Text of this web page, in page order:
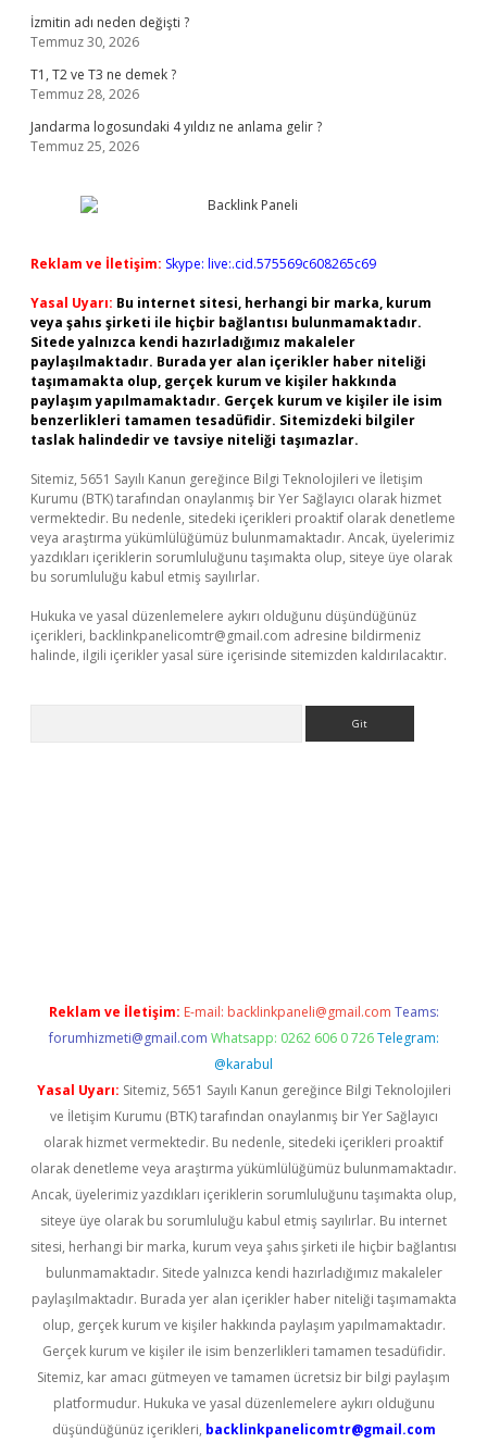
İzmitin adı neden değişti ?
Temmuz 30, 2026
T1, T2 ve T3 ne demek ?
Temmuz 28, 2026
Jandarma logosundaki 4 yıldız ne anlama gelir ?
Temmuz 25, 2026
Reklam ve İletişim: Skype: live:.cid.575569c608265c69
Yasal Uyarı: Bu internet sitesi, herhangi bir marka, kurum
veya şahıs şirketi ile hiçbir bağlantısı bulunmamaktadır.
Sitede yalnızca kendi hazırladığımız makaleler
paylaşılmaktadır. Burada yer alan içerikler haber niteliği
taşımamakta olup, gerçek kurum ve kişiler hakkında
paylaşım yapılmamaktadır. Gerçek kurum ve kişiler ile isim
benzerlikleri tamamen tesadüfidir. Sitemizdeki bilgiler
taslak halindedir ve tavsiye niteliği taşımazlar.
Sitemiz, 5651 Sayılı Kanun gereğince Bilgi Teknolojileri ve İletişim
Kurumu (BTK) tarafından onaylanmış bir Yer Sağlayıcı olarak hizmet
vermektedir. Bu nedenle, sitedeki içerikleri proaktif olarak denetleme
veya araştırma yükümlülüğümüz bulunmamaktadır. Ancak, üyelerimiz
yazdıkları içeriklerin sorumluluğunu taşımakta olup, siteye üye olarak
bu sorumluluğu kabul etmiş sayılırlar.
Hukuka ve yasal düzenlemelere aykırı olduğunu düşündüğünüz
içerikleri, backlinkpanelicomtr@gmail.com adresine bildirmeniz
halinde, ilgili içerikler yasal süre içerisinde sitemizden kaldırılacaktır.
Reklam ve İletişim: E-mail: backlinkpaneli@gmail.com Teams:
forumhizmeti@gmail.com Whatsapp: 0262 606 0 726 Telegram:
@karabul
Yasal Uyarı: Sitemiz, 5651 Sayılı Kanun gereğince Bilgi Teknolojileri
ve İletişim Kurumu (BTK) tarafından onaylanmış bir Yer Sağlayıcı
olarak hizmet vermektedir. Bu nedenle, sitedeki içerikleri proaktif
olarak denetleme veya araştırma yükümlülüğümüz bulunmamaktadır.
Ancak, üyelerimiz yazdıkları içeriklerin sorumluluğunu taşımakta olup,
siteye üye olarak bu sorumluluğu kabul etmiş sayılırlar. Bu internet
sitesi, herhangi bir marka, kurum veya şahıs şirketi ile hiçbir bağlantısı
bulunmamaktadır. Sitede yalnızca kendi hazırladığımız makaleler
paylaşılmaktadır. Burada yer alan içerikler haber niteliği taşımamakta
olup, gerçek kurum ve kişiler hakkında paylaşım yapılmamaktadır.
Gerçek kurum ve kişiler ile isim benzerlikleri tamamen tesadüfidir.
Sitemiz, kar amacı gütmeyen ve tamamen ücretsiz bir bilgi paylaşım
platformudur. Hukuka ve yasal düzenlemelere aykırı olduğunu
düşündüğünüz içerikleri, backlinkpanelicomtr@gmail.com